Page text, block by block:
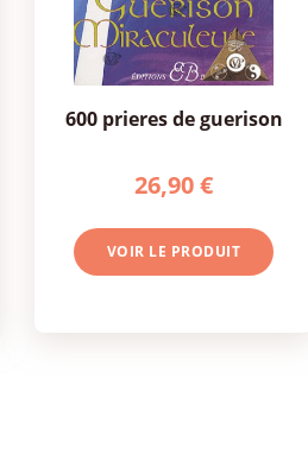
600 prieres de guerison
26,90 €
VOIR LE PRODUIT